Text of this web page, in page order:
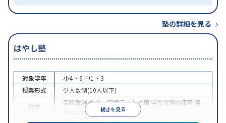
塾の詳細を見る
はやし塾
続きを見る
対象学年 小4 ~ 6 中1 ~ 3
授業形式
少人数制(10人以下)
目的
高校受験授業・定期テスト対策 学習習慣の定着 各
種検定対策